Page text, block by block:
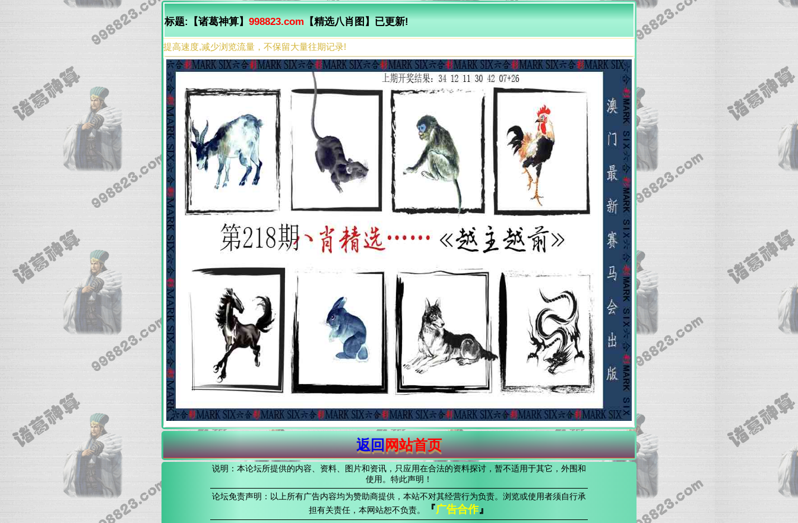
标题:【诸葛神算】 998823.com 【精选八肖图】已更新!
提高速度,减少浏览流量，不保留大量往期记录!
返回网站首页
说明：本论坛所提供的内容、资料、图片和资讯，只应用在合法的资料探讨，暂不适用于其它，外围和
使用。特此声明！
论坛免责声明：以上所有广告内容均为赞助商提供，本站不对其经营行为负责。浏览或使用者须自行承
担有关责任，本网站恕不负责。
『广告合作 』